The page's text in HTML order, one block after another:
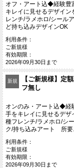
オフ・アート込◆経験豊
キレイに見せるデザイン
レンチ/ラメホロ/シール
ど持ち込みデザインOK
利用条件：
ご新規様
有効期限：
2026年09月30日まで
新規
【ご新規様】定
フ無し
オンのみ・アート込◆経
手をキレイに見せるデザ
種フレンチ/ラメホロ/シ
ク/持ち込みアート 所要
利用条件：
ご新規様
有効期限：
2026年09月30日まで